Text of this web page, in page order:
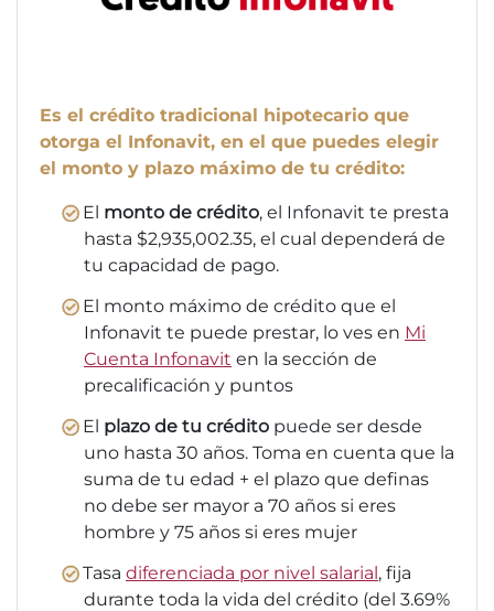
Es el crédito tradicional hipotecario que
otorga el Infonavit, en el que puedes elegir
el monto y plazo máximo de tu crédito:
El monto de crédito, el Infonavit te presta
hasta $2,935,002.35, el cual dependerá de
tu capacidad de pago.
El monto máximo de crédito que el
Infonavit te puede prestar, lo ves en Mi
Cuenta Infonavit en la sección de
precalificación y puntos
El plazo de tu crédito puede ser desde
uno hasta 30 años. Toma en cuenta que la
suma de tu edad + el plazo que definas
no debe ser mayor a 70 años si eres
hombre y 75 años si eres mujer
Tasa diferenciada por nivel salarial, fija
durante toda la vida del crédito (del 3.69%